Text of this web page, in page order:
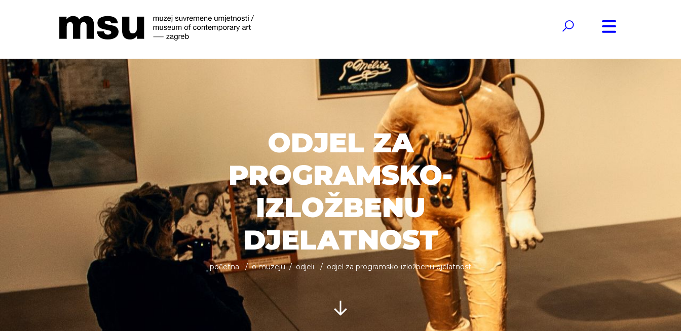
ODJEL ZA
PROGRAMSKO-
IZLOŽBENU
DJELATNOST
početna o muzeju odjeli odjel za programsko-izložbenu djelatnost